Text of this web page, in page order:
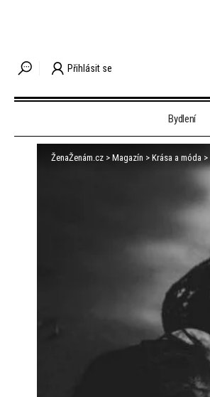
Přihlásit se
Bydlení
ŽenaŽenám.cz > Magazín > Krása a móda >